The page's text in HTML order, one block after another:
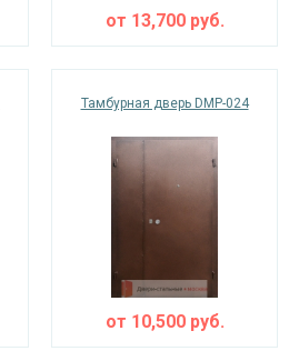
от 13,700руб.
Тамбурная дверь DMP-024
от 10,500руб.